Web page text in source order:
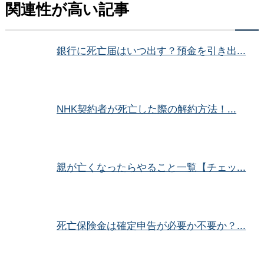
関連性が高い記事
銀行に死亡届はいつ出す？預金を引き出...
NHK契約者が死亡した際の解約方法！...
親が亡くなったらやること一覧【チェッ...
死亡保険金は確定申告が必要か不要か？...